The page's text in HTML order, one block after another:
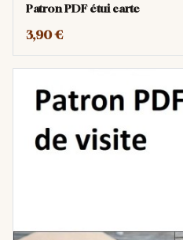
Patron PDF étui carte
3,90 €